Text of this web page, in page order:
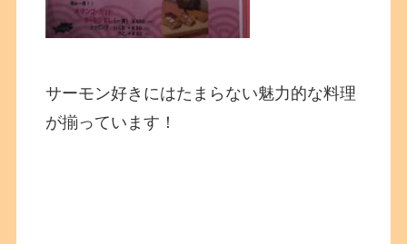
サーモン好きにはたまらない魅力的な料理
が揃っています！